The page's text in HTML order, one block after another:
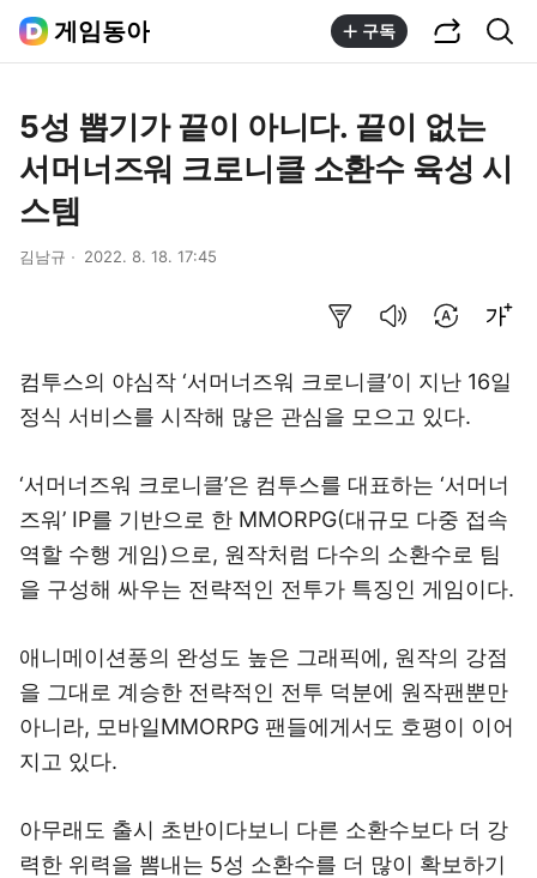
게임동아 구독
5성 뽑기가 끝이 아니다. 끝이 없는
서머너즈워 크로니클 소환수 육성 시
스템
김남규 2022. 8. 18. 17:45
컴투스의 야심작 ‘서머너즈워 크로니클’이 지난 16일
정식 서비스를 시작해 많은 관심을 모으고 있다.
‘서머너즈워 크로니클’은 컴투스를 대표하는 ‘서머너
즈워’ IP를 기반으로 한 MMORPG(대규모 다중 접속
역할 수행 게임)으로, 원작처럼 다수의 소환수로 팀
을 구성해 싸우는 전략적인 전투가 특징인 게임이다.
애니메이션풍의 완성도 높은 그래픽에, 원작의 강점
을 그대로 계승한 전략적인 전투 덕분에 원작팬뿐만
아니라, 모바일MMORPG 팬들에게서도 호평이 이어
지고 있다.
아무래도 출시 초반이다보니 다른 소환수보다 더 강
력한 위력을 뽐내는 5성 소환수를 더 많이 확보하기